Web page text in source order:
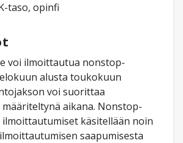
taso, opinfi
voi ilmoittautua nonstop-
alusta toukokuun
voi suorittaa
aikana. Nonstop-
käsitellään noin
saapumisesta